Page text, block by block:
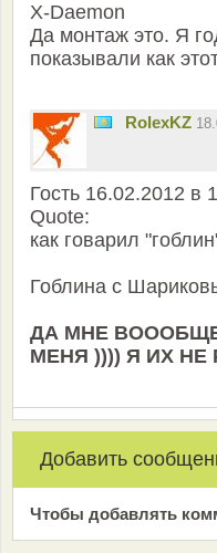
X-Daemon
Да монтаж это. Я
показывали как
RolexKZ
Гость 16.02.2012 в
Quote:
как говарил
Гоблина с
ДА МНЕ
МЕНЯ )))) Я ИХ
Добавить
Чтобы добавлять